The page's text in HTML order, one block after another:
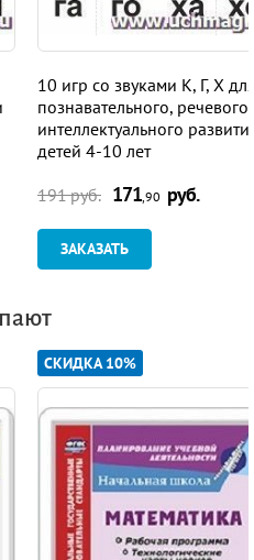
10 игр со звуками К, Г, Х
познавательного, речевого
интеллектуального
детей 4-10 лет
191 руб. 171,90 руб.
ЗАКАЗАТЬ
СКИДКА 10%